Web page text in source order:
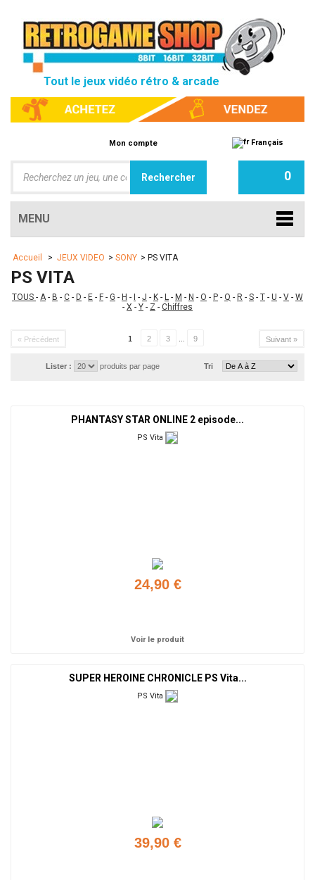
Tout le jeux vidéo rétro & arcade
Mon compte Français
0
MENU
Accueil > JEUX VIDEO > SONY > PS VITA
PS VITA
TOUS - A- B - C - D - E - F - G - H - - J - K - L - M - N - O - P - Q - R - S - T - U - V - W
- X - Y - Z - Chiffres
« Précédent 1 2 3 ... 9 Suivant »
Tri
Lister : produits par page
PHANTASY STAR ONLINE 2 episode...
PS Vita
24,90 €
Voir le produit
SUPER HEROINE CHRONICLE PS Vita...
PS Vita
39,90 €